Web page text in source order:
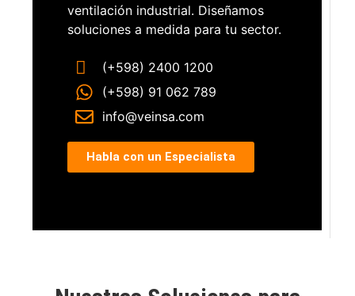
ventilación industrial. Diseñamos
soluciones a medida para tu sector.
(+598) 2400 1200
(+598) 91 062 789
info@veinsa.com
Habla con un Especialista